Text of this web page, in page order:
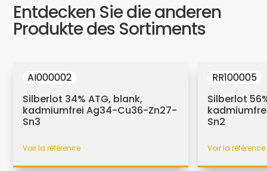
Entdecken Sie die anderen
Produkte des Sortiments
AI000002
Silberlot 34% ATG, blank,
kadmiumfrei Ag34-Cu36-Zn27-
Sn3
Voir la référence
RR100005
Silberlot
Sn2
Voir la référence